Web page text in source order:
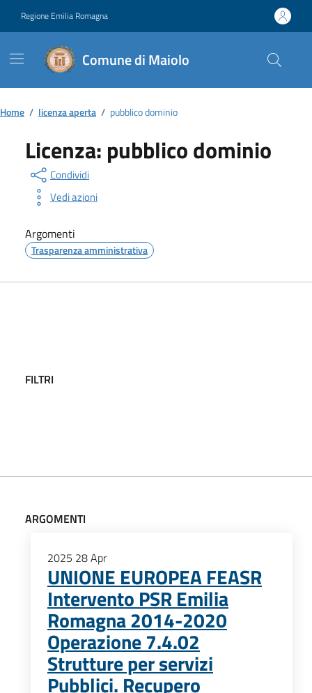
Regione Emilia Romagna
Comune di Maiolo
Contenuti in evidenza
Home / licenza aperta / pubblico dominio
Licenza: pubblico dominio
Condividi
Vedi azioni
Argomenti
Trasparenza amministrativa
FILTRI
ARGOMENTI
2025 28Apr
UNIONE EUROPEA FEASR
Intervento PSR Emilia
Romagna 2014-2020
Operazione 7.4.02
Strutture per servizi
Pubblici. Recupero